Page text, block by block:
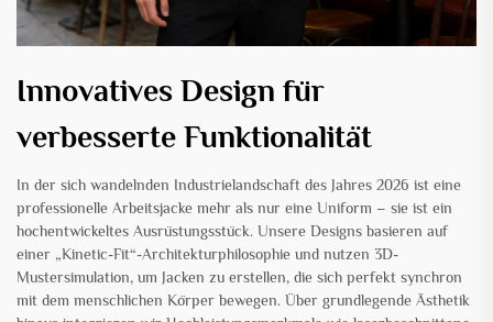
Innovatives Design für
verbesserte Funktionalität
In der sich wandelnden Industrielandschaft des Jahres 2026 ist eine
professionelle Arbeitsjacke mehr als nur eine Uniform – sie ist ein
hochentwickeltes Ausrüstungsstück. Unsere Designs basieren auf
einer „Kinetic-Fit“-Architekturphilosophie und nutzen 3D-
Mustersimulation, um Jacken zu erstellen, die sich perfekt synchron
mit dem menschlichen Körper bewegen. Über grundlegende Ästhetik